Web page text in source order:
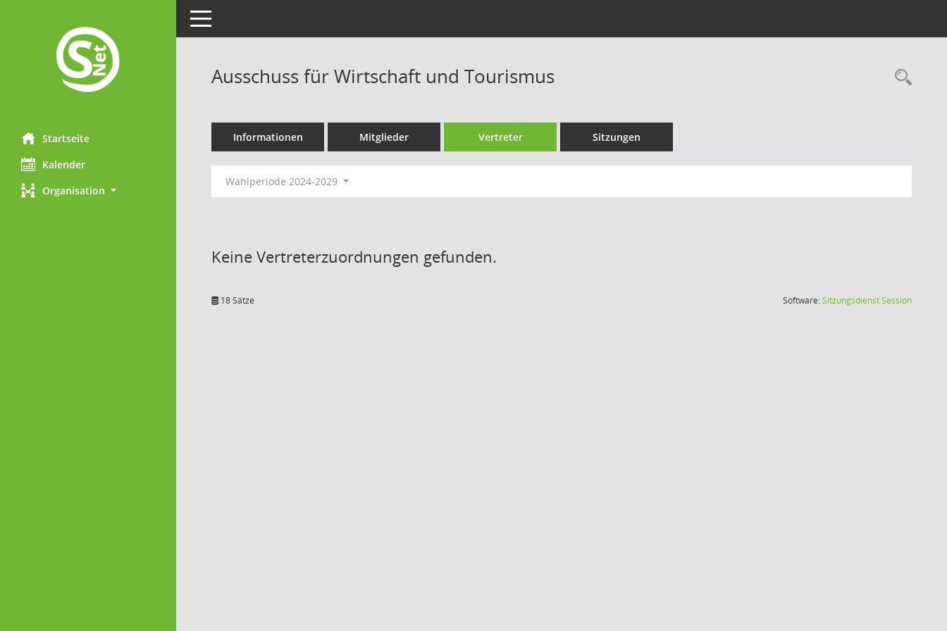
Startseite
Kalender
Organisation
Toggle navigation
Ausschuss für Wirtschaft und Tourismus
Informationen Mitglieder Vertreter Sitzungen
Wahlperiode 2024-2029
Keine Vertreterzuordnungen gefunden.
18 Sätze Software:SitzungsdienstSession(Wird in